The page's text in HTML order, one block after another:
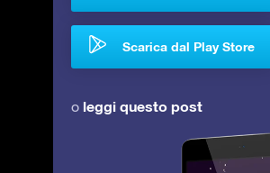
Scarica dal Play Store
o leggi questo post